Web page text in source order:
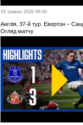
19 травня 2026 09:00
Англія, 37-й тур. Евертон –
Огляд матчу